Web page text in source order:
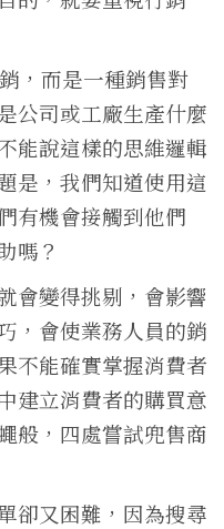
，而是一種銷售對
公司或工廠生產什麼
能說這樣的思維邏輯
是，我們知道使用這
有機會接觸到他們
嗎？
會變得挑剔，會影響
，會使業務人員的銷
不能確實掌握消費者
建立消費者的購買意
般，四處嘗試兜售商
卻又困難，因為搜尋